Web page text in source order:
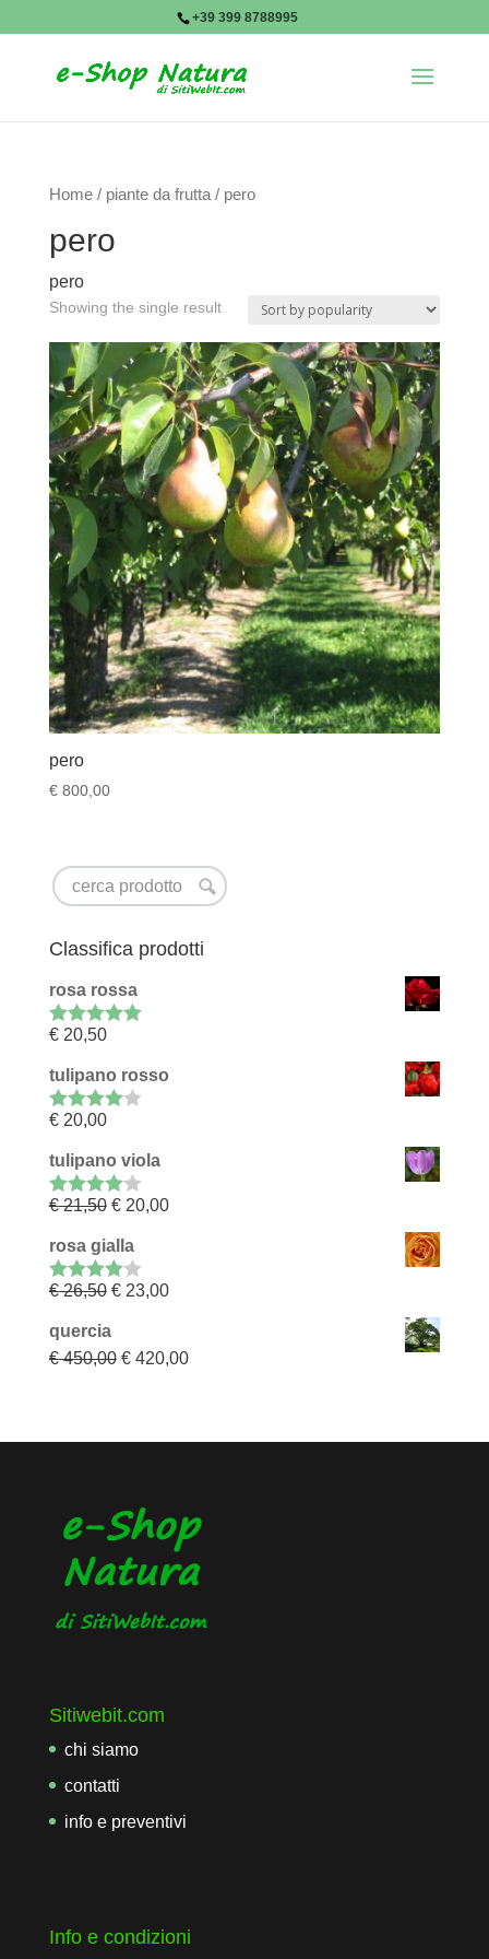
+39 399 8788995
Home/ piante da frutta/ pero
pero
pero
Showing the single result
pero
€800,00
Classifica prodotti
rosa rossa
Rated5.00
€20,50
tulipano rosso
Rated4.00
€20,00
tulipano viola
Rated4.00
€21,50 €20,00
rosa gialla
Rated4.00
€26,50 €23,00
quercia
€450,00 €420,00
Sitiwebit.com
chi siamo
contatti
info e preventivi
Info e condizioni